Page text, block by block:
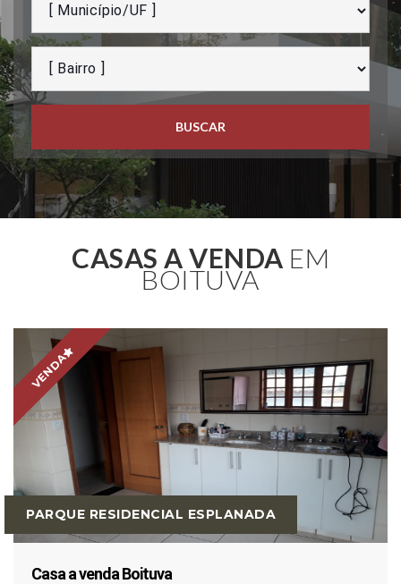
BUSCAR
CASAS A VENDA EM
BOITUVA
PARQUE RESIDENCIAL ESPLANADA
VENDA
Casa a venda Boituva